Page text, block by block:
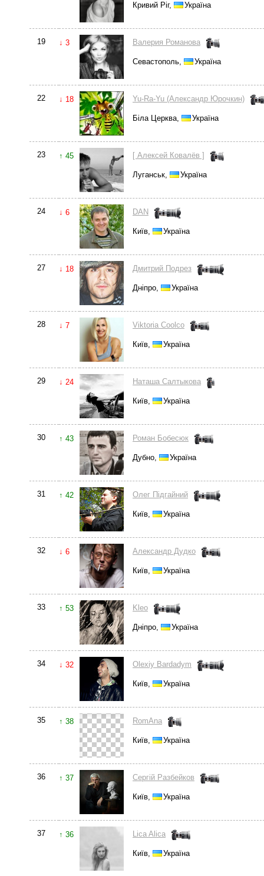
Кривий Ріг, Україна
19 ↓ 3 Валерия Романова
Севастополь, Україна
22 ↓ 18 Yu-Ra-Yu (Александр Юрочкин)
Біла Церква, Україна
23 ↑ 45 [ Алексей Ковалёв ]
Луганськ, Україна
24 ↓ 6 DAN
Київ, Україна
27 ↓ 18 Дмитрий Подрез
Дніпро, Україна
28 ↓ 7 Viktoria Coolco
Київ, Україна
29 ↓ 24 Наташа Салтыкова
Київ, Україна
30 ↑ 43 Роман Бобесюк
Дубно, Україна
31 ↑ 42 Олег Підгайний
Київ, Україна
32 ↓ 6 Александр Дудко
Київ, Україна
33 ↑ 53 Kleo
Дніпро, Україна
34 ↓ 32 Olexiy Bardadym
Київ, Україна
35 ↑ 38 RomAna
Київ, Україна
36 ↑ 37 Сергій Разбейков
Київ, Україна
37 ↑ 36 Lica Alica
Київ, Україна